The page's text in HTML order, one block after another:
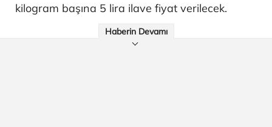
kilogram başına 5 lira ilave fiyat verilecek.
Haberin Devamı